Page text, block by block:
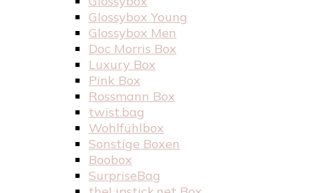
Glossybox Young
Glossybox Men
Doc Morris Box
Luxury Box
Pink Box
Rossmann Box
twist.bag
Wohlfühlbox
Sonstige Boxen
Boobox
SurpriseBag